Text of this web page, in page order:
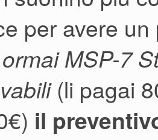
per avere un
MSP-7
(li pagai
il